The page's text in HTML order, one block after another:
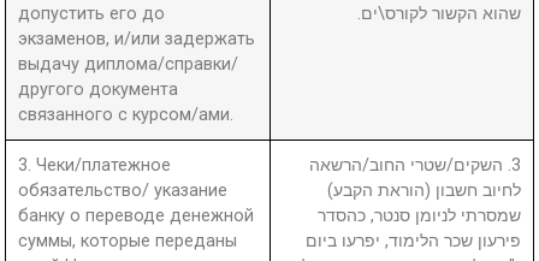
допустить его до
экзаменов, и/или задержать
выдачу диплома/справки/
другого документа
связанного с курсом/ами.
שהוא הקשור לקורס\ים.
3. Чеки/платежное
обязательство/ указание
банку о переводе денежной
суммы, которые переданы
3. השקים/שטרי החוב/הרשאה
לחיוב חשבון (הוראת הקבע)
שמסרתי לניומן סנטר, כהסדר
פירעון שכר הלימוד, יפרעו ביום